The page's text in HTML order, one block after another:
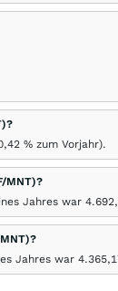
% zum Vorjahr).
MNT)?
Jahres war
Jahres war